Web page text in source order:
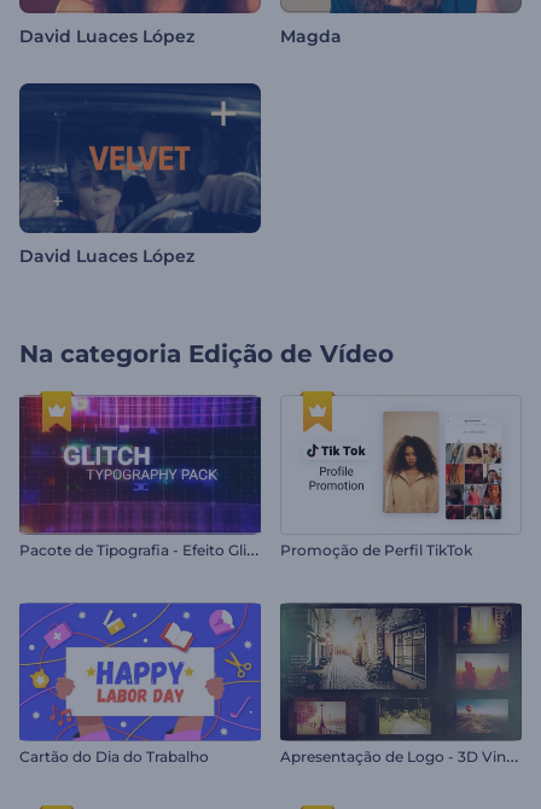
David Luaces López Magda
David Luaces López
Na categoria Edição de Vídeo
P
acote de Tipografia - Efeito Glitch Promoção de Perfil TikTok
Cartão do Dia do Trabalho A
presentação de Logo - 3D Vintage